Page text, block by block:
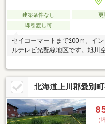
建築条件なし 更
即引渡し可
セイコーマートまで200ｍ。イ
ルテレビ光配線地区です。旭川
北海道上川郡愛別
（